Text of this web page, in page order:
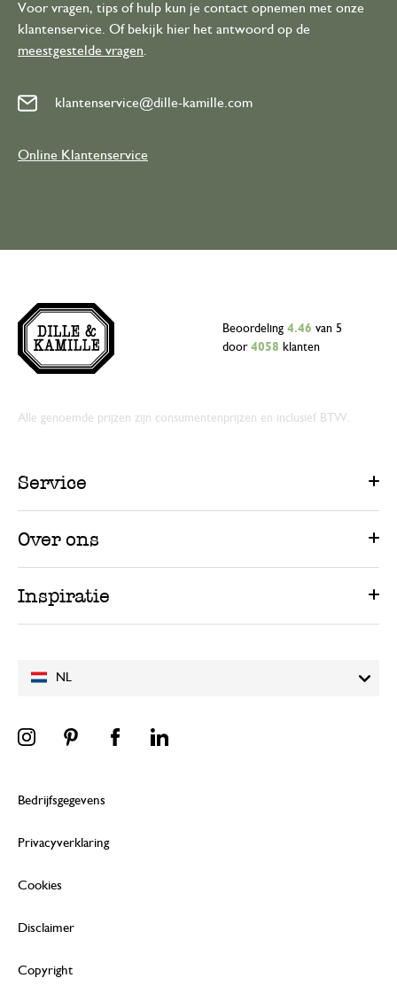
Voor vragen, tips of hulp kun je contact opnemen met onze
klantenservice. Of bekijk hier het antwoord op de
meestgestelde vragen.
klantenservice@dille-kamille.com
Online Klantenservice
NL
Beoordeling 4.46 van 5
door 4058 klanten
Alle genoemde prijzen zijn consumentenprijzen en inclusief BTW.
Service
Over ons
Inspiratie
Bedrijfsgegevens
Privacyverklaring
Cookies
Disclaimer
Copyright